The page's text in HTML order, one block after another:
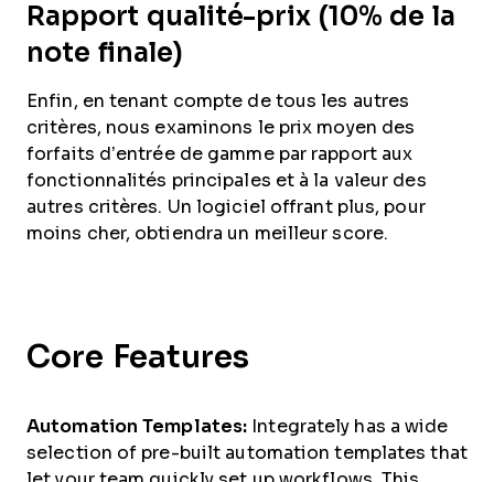
Rapport qualité-prix (10% de la
note finale)
Enfin, en tenant compte de tous les autres
critères, nous examinons le prix moyen des
forfaits d’entrée de gamme par rapport aux
fonctionnalités principales et à la valeur des
autres critères. Un logiciel offrant plus, pour
moins cher, obtiendra un meilleur score.
Core Features
Automation Templates: Integrately has a wide
selection of pre-built automation templates that